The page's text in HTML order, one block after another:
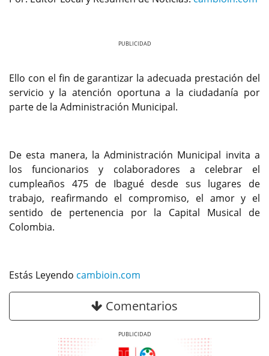
Ello con el fin de garantizar la adecuada prestación del
servicio y la atención oportuna a la ciudadanía por
parte de la Administración Municipal.
De esta manera, la Administración Municipal invita a
los funcionarios y colaboradores a celebrar el
cumpleaños 475 de Ibagué desde sus lugares de
trabajo, reafirmando el compromiso, el amor y el
sentido de pertenencia por la Capital Musical de
Colombia.
Estás Leyendo cambioin.com
Comentarios